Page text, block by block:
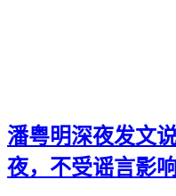
潘粤明深夜发文
夜，不受谣言影